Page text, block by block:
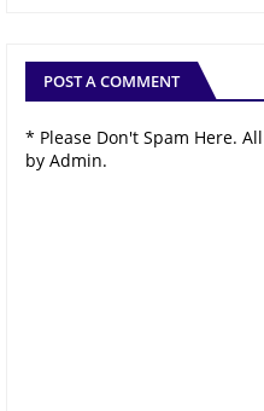
POST A COMMENT
* Please Don't Spam Here.
by Admin.